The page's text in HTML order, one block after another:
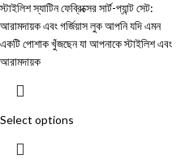
স্টাইলিশ স্যাটিন ফেব্রিক্সের সার্ট-প্যান্ট সেট:
আরামদায়ক এবং গর্জিয়াস লুক আপনি যদি এমন
একটি পোশাক খুঁজছেন যা আপনাকে স্টাইলিশ এবং
আরামদায়ক
Select options